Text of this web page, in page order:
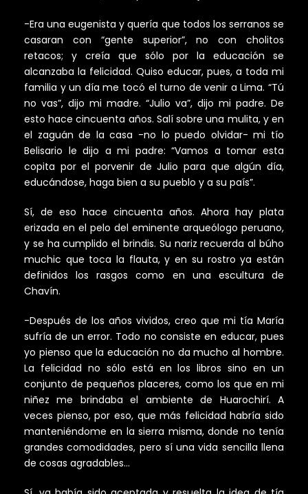
-Era una eugenista y quería que todos los serranos se
casaran con “gente superior”, no con cholitos
retacos; y creía que sólo por la educación se
alcanzaba la felicidad. Quiso educar, pues, a toda mi
familia y un día me tocó el turno de venir a Lima. “Tú
no vas”, dijo mi madre. “Julio va”, dijo mi padre. De
esto hace cincuenta años. Salí sobre una mulita, y en
el zaguán de la casa -no lo puedo olvidar- mi tío
Belisario le dijo a mi padre: “Vamos a tomar esta
copita por el porvenir de Julio para que algún día,
educándose, haga bien a su pueblo y a su país”.
Sí, de eso hace cincuenta años. Ahora hay plata
erizada en el pelo del eminente arqueólogo peruano,
y se ha cumplido el brindis. Su nariz recuerda al búho
muchic que toca la flauta, y en su rostro ya están
definidos los rasgos como en una escultura de
Chavín.
-Después de los años vividos, creo que mi tía María
sufría de un error. Todo no consiste en educar, pues
yo pienso que la educación no da mucho al hombre.
La felicidad no sólo está en los libros sino en un
conjunto de pequeños placeres, como los que en mi
niñez me brindaba el ambiente de Huarochirí. A
veces pienso, por eso, que más felicidad habría sido
manteniéndome en la sierra misma, donde no tenía
grandes comodidades, pero sí una vida sencilla llena
de cosas agradables…